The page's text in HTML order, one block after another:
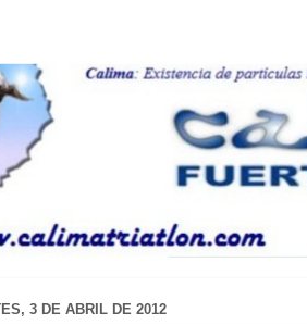
3 DE ABRIL DE 2012